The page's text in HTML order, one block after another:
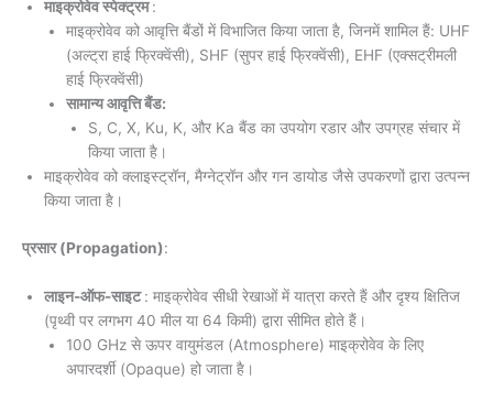
माइक्रोवेव स्पेक्ट्रम:
माइक्रोवेव को आवृत्ति बैंडों में विभाजित किया जाता है, जिनमें शामिल हैं: UHF
(अल्ट्रा हाई फ्रिक्वेंसी), SHF (सुपर हाई फ्रिक्वेंसी), EHF (एक्सट्रीमली
हाई फ्रिक्वेंसी)
सामान्य आवृत्ति बैंड:
S, C, X, Ku, K, और Ka बैंड का उपयोग रडार और उपग्रह संचार में
किया जाता है।
माइक्रोवेव को क्लाइस्ट्रॉन, मैग्नेट्रॉन और गन डायोड जैसे उपकरणों द्वारा उत्पन्न
किया जाता है।
प्रसार (Propagation):
लाइन-ऑफ-साइट: माइक्रोवेव सीधी रेखाओं में यात्रा करते हैं और दृश्य क्षितिज
(पृथ्वी पर लगभग 40 मील या 64 किमी) द्वारा सीमित होते हैं।
100 GHz से ऊपर वायुमंडल (Atmosphere) माइक्रोवेव के लिए
अपारदर्शी (Opaque) हो जाता है।